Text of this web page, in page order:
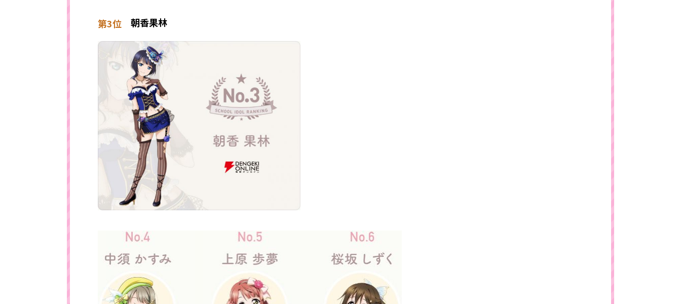
第3位 朝香果林